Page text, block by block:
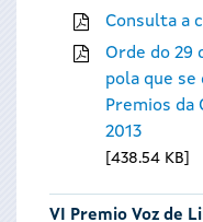
Consulta a
Orde do 29
pola que se
Premios da
2013
438.54 KB
VI Premio Voz de